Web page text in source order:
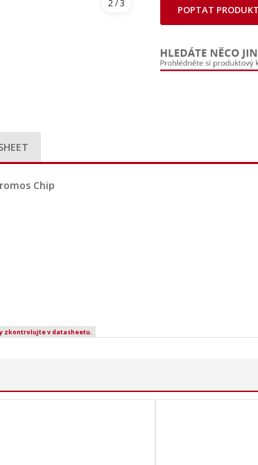
2/ 3
POPTAT PRODUKT
Chip
zkontrolujte v datasheetu.